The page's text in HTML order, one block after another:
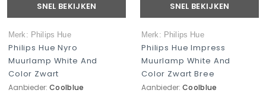
SNEL BEKIJKEN
Merk: Philips Hue
Philips Hue Nyro
Muurlamp White And
Color Zwart
Aanbieder: Coolblue
SNEL BEKIJKEN
Merk: Philips Hue
Philips Hue Impress
Muurlamp White And
Color Zwart Bree
Aanbieder: Coolblue